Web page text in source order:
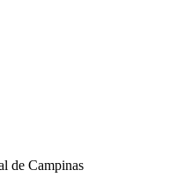
de Campinas